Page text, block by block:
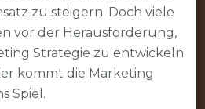
zu steigern. Doch viele
vor der Herausforderung,
Strategie zu entwickeln
kommt die Marketing
Spiel.